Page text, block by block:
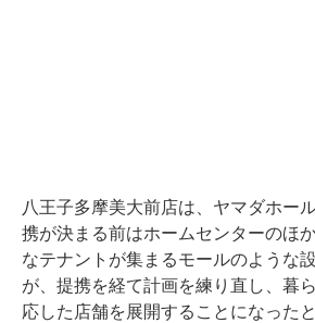
八王子多摩美大前店は、ヤマダホー
携が決まる前はホームセンターのほ
なテナントが集まるモールのような
が、提携を経て計画を練り直し、暮
応した店舗を展開することになったと